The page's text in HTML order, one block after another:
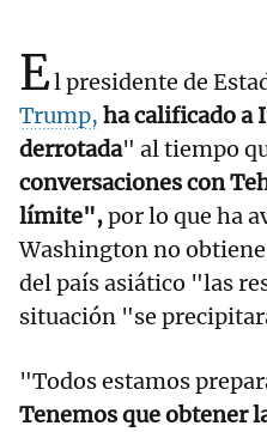
El presidente de
Trump, ha calificado a
derrotada" al tiempo
conversaciones con
límite",por lo que ha
Washington no
del país asiático "las
situación "se
"Todos estamos
Tenemos que obtener